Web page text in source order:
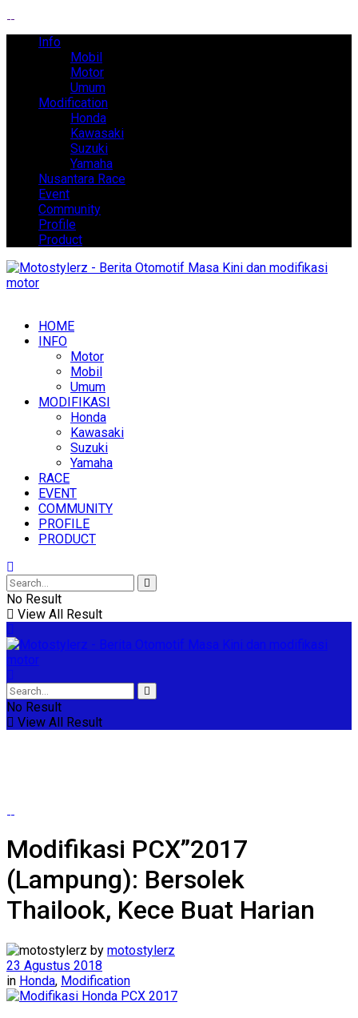
Info
Mobil
Motor
Umum
Modification
Honda
Kawasaki
Suzuki
Yamaha
Nusantara Race
Event
Community
Profile
Product
HOME
INFO
Motor
Mobil
Umum
MODIFIKASI
Honda
Kawasaki
Suzuki
Yamaha
RACE
EVENT
COMMUNITY
PROFILE
PRODUCT
No Result
View All Result
No Result
View All Result
Modifikasi PCX”2017
(Lampung): Bersolek
Thailook, Kece Buat Harian
by motostylerz
23 Agustus 2018
in Honda, Modification